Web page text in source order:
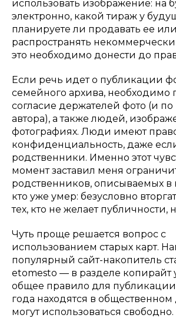
использовать изображение: на
электронно, какой тираж у
планируете ли продавать ее или
распространять
это необходимо донести до
Если речь идет о публикации
семейного архива, необходимо
согласие держателей фото (и
автора), а также людей,
фотографиях. Люди имеют
конфиденциальность, даже
родственники. Именно этот
момент заставил меня
родственников, описываемых в
кто уже умер: безусловно
тех, кто не желает публичности,
Чуть проще решается вопрос с
использованием старых карт.
популярный сайт-накопитель
etomesto — в разделе копирайт
общее правило для
года находятся в
могут использоваться